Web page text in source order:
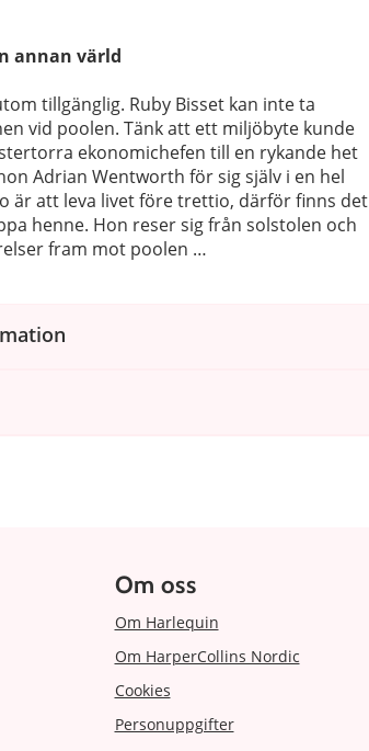
annan värld
tillgänglig. Ruby Bisset kan inte ta
vid poolen. Tänk att ett miljöbyte kunde
ekonomichefen till en rykande het
Adrian Wentworth för sig själv i en hel
är att leva livet före trettio, därför finns det
henne. Hon reser sig från solstolen och
fram mot poolen …
Om oss
Om Harlequin
Om HarperCollins Nordic
Cookies
Personuppgifter